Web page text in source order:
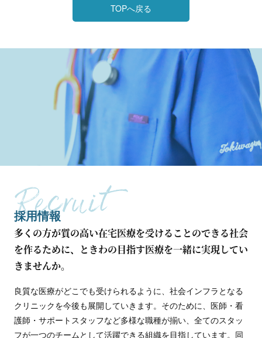
TOPへ戻る
採用情報
多くの方が質の高い在宅医療を受けることのできる社会
を作るために、ときわの目指す医療を一緒に実現してい
きませんか。
良質な医療がどこでも受けられるように、社会インフラとなる
クリニックを今後も展開していきます。そのために、医師・看
護師・サポートスタッフなど多様な職種が揃い、全てのスタッ
フが一つのチームとして活躍できる組織を目指しています。同